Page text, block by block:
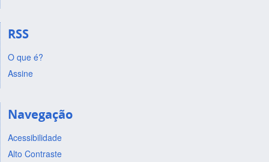
RSS
O que é?
Assine
Navegação
Acessibilidade
Alto Contraste